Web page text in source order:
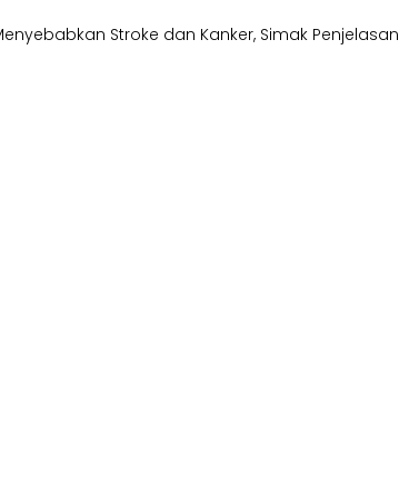
Stroke dan Kanker, Simak Penjelasan